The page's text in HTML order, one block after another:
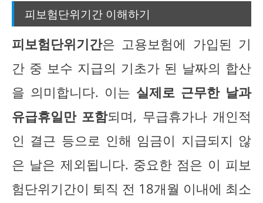
피보험단위기간 이해하기
피보험단위기간은 고용보험에 가입된 기
간 중 보수 지급의 기초가 된 날짜의 합산
을 의미합니다. 이는 실제로 근무한 날과
유급휴일만 포함되며, 무급휴가나 개인적
인 결근 등으로 인해 임금이 지급되지 않
은 날은 제외됩니다. 중요한 점은 이 피보
험단위기간이 퇴직 전 18개월 이내에 최소